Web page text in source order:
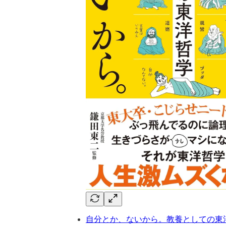
自分とか、ないから。教養としての東